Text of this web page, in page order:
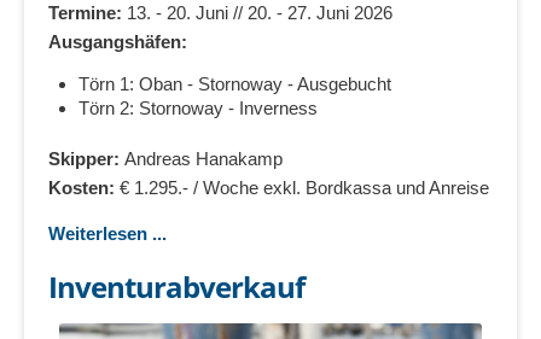
Termine: 13. - 20. Juni // 20. - 27. Juni 2026
Ausgangshäfen:
Törn 1: Oban - Stornoway - Ausgebucht
Törn 2: Stornoway - Inverness
Skipper: Andreas Hanakamp
Kosten: € 1.295.- / Woche exkl. Bordkassa und Anreise
Weiterlesen ...
Inventurabverkauf